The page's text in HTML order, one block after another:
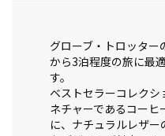
グローブ・トロッタ
から3泊程度の旅に最
す。
ベストセラーコレク
ネチャーであるコーヒ
に、ナチュラルレザ